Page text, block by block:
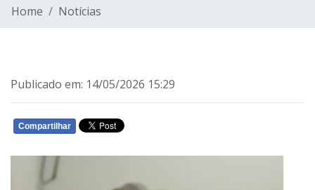
Home Notícias
Publicado em: 14/05/2026 15:29
Compartilhar